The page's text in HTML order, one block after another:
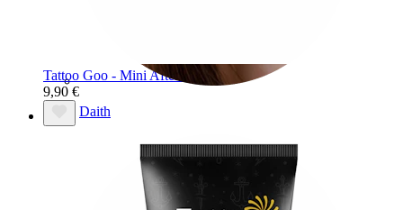
Daith
Tattoo Goo - Mini Aftercare-Salbe
9,90 €